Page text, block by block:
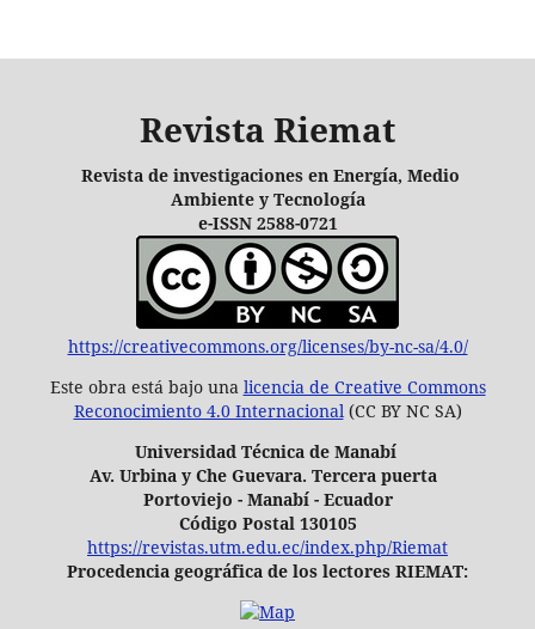
Revista Riemat
Revista de investigaciones en Energía, Medio
Ambiente y Tecnología
e-ISSN 2588-0721
https://creativecommons.org/licenses/by-nc-sa/4.0/
Este obra está bajo una licencia de Creative Commons
Reconocimiento 4.0 Internacional (CC BY NC SA)
Universidad Técnica de Manabí
Av. Urbina y Che Guevara. Tercera puerta
Portoviejo - Manabí - Ecuador
Código Postal 130105
https://revistas.utm.edu.ec/index.php/Riemat
Procedencia geográfica de los lectores RIEMAT: